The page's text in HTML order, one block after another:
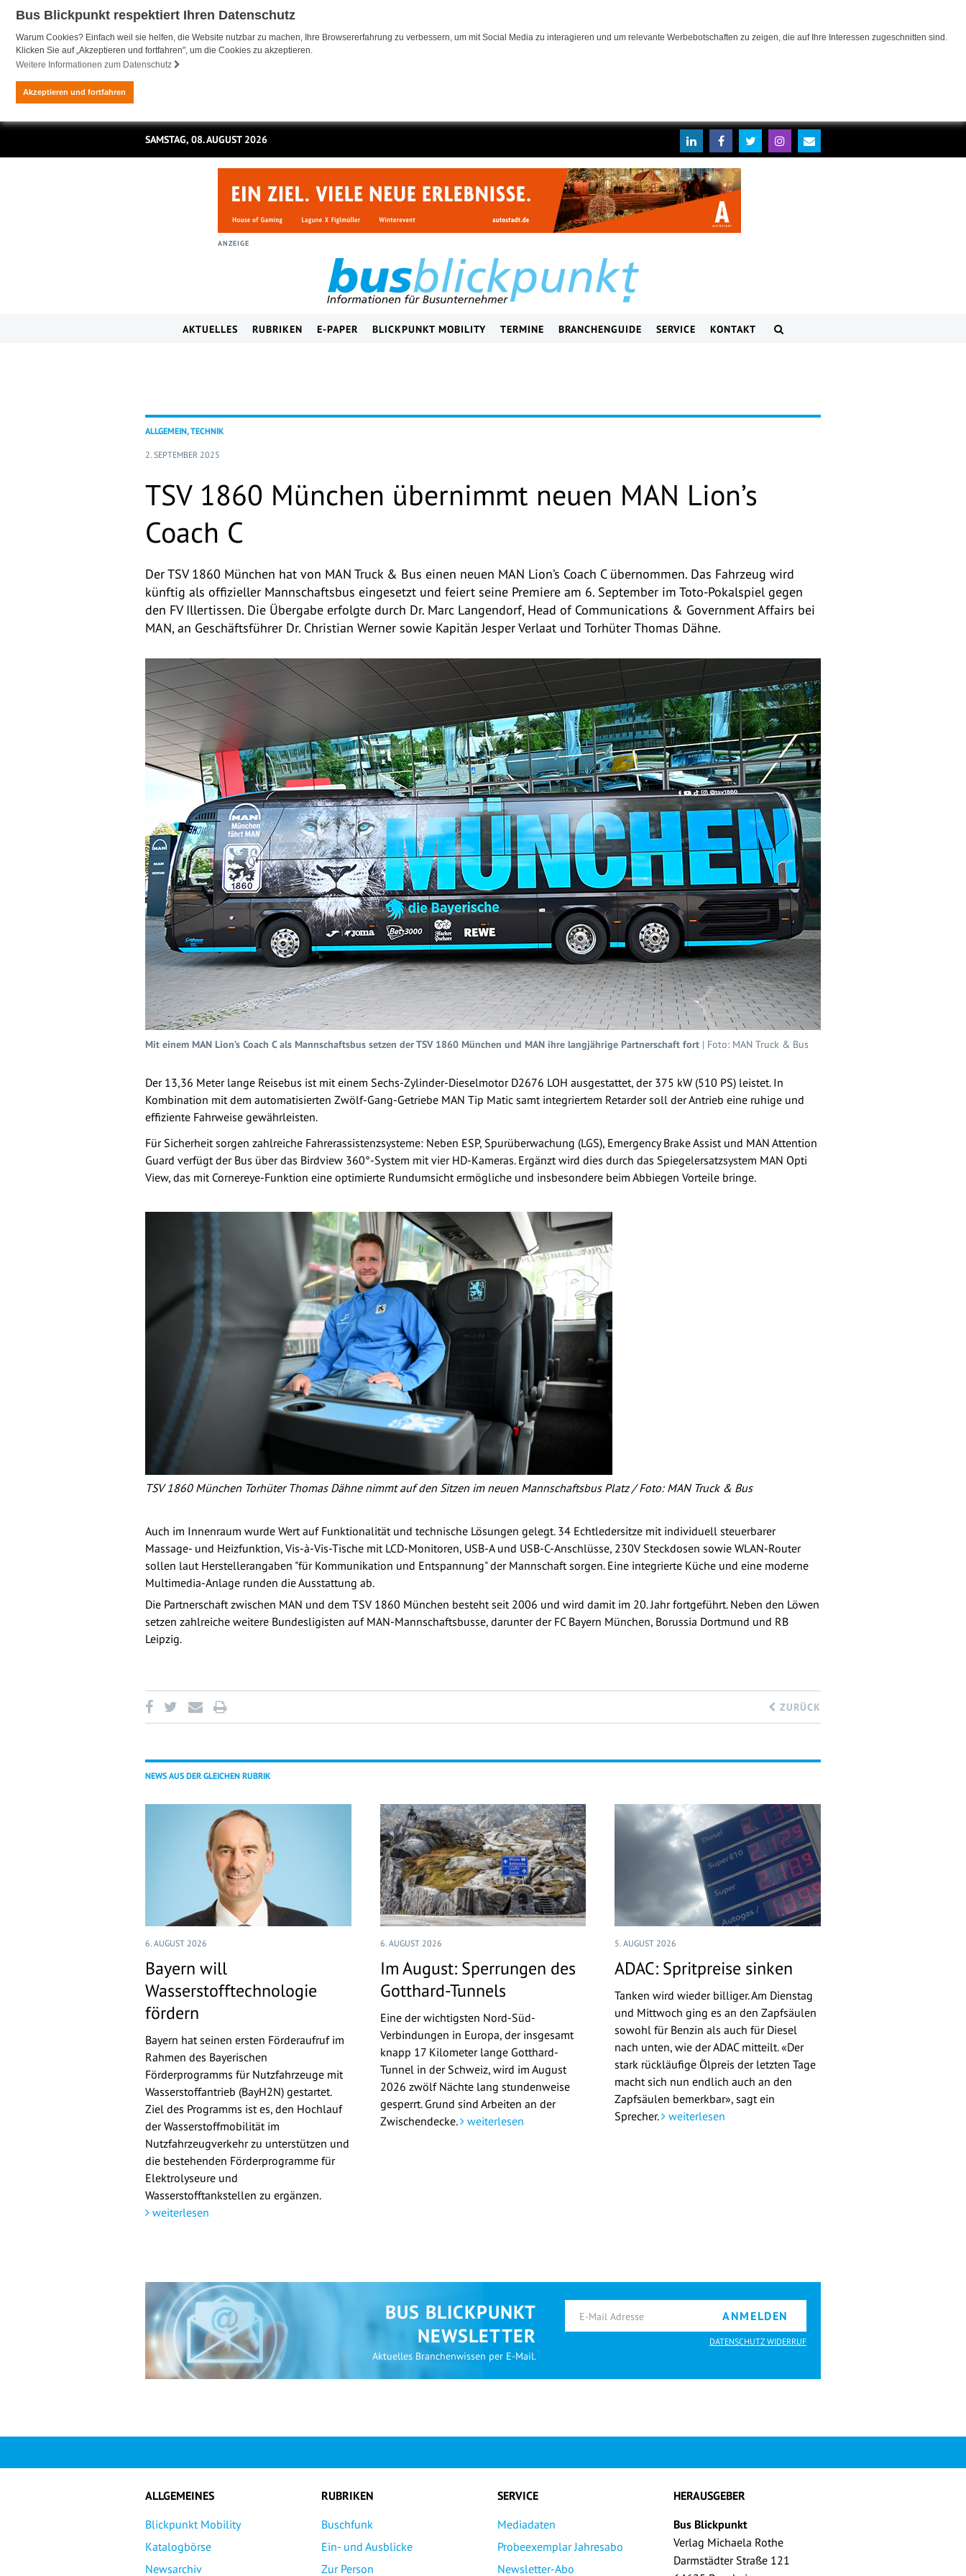
Bus Blickpunkt respektiert Ihren Datenschutz
Warum Cookies? Einfach weil sie helfen, die Website nutzbar zu machen, Ihre Browsererfahrung zu verbessern, um mit Social Media zu interagieren und um relevante Werbebotschaften zu zeigen, die auf Ihre Interessen zugeschnitten sind.
Klicken Sie auf „Akzeptieren und fortfahren", um die Cookies zu akzeptieren.
Weitere Informationen zum Datenschutz
Akzeptieren und fortfahren
SAMSTAG, 08. AUGUST 2026
ANZEIGE
AKTUELLES RUBRIKEN E-PAPER BLICKPUNKT MOBILITY TERMINE BRANCHENGUIDE SERVICE KONTAKT
ALLGEMEIN, TECHNIK
2. SEPTEMBER 2025
TSV 1860 München übernimmt neuen MAN Lion’s
Coach C
Der TSV 1860 München hat von MAN Truck & Bus einen neuen MAN Lion’s Coach C übernommen. Das Fahrzeug wird
künftig als offizieller Mannschaftsbus eingesetzt und feiert seine Premiere am 6. September im Toto-Pokalspiel gegen
den FV Illertissen. Die Übergabe erfolgte durch Dr. Marc Langendorf, Head of Communications & Government Affairs bei
MAN, an Geschäftsführer Dr. Christian Werner sowie Kapitän Jesper Verlaat und Torhüter Thomas Dähne.
Mit einem MAN Lion’s Coach C als Mannschaftsbus setzen der TSV 1860 München und MAN ihre langjährige Partnerschaft fort | Foto: MAN Truck & Bus
Der 13,36 Meter lange Reisebus ist mit einem Sechs-Zylinder-Dieselmotor D2676 LOH ausgestattet, der 375 kW (510 PS) leistet. In
Kombination mit dem automatisierten Zwölf-Gang-Getriebe MAN Tip Matic samt integriertem Retarder soll der Antrieb eine ruhige und
effiziente Fahrweise gewährleisten.
Für Sicherheit sorgen zahlreiche Fahrerassistenzsysteme: Neben ESP, Spurüberwachung (LGS), Emergency Brake Assist und MAN Attention
Guard verfügt der Bus über das Birdview 360°-System mit vier HD-Kameras. Ergänzt wird dies durch das Spiegelersatzsystem MAN Opti
View, das mit Cornereye-Funktion eine optimierte Rundumsicht ermögliche und insbesondere beim Abbiegen Vorteile bringe.
TSV 1860 München Torhüter Thomas Dähne nimmt auf den Sitzen im neuen Mannschaftsbus Platz / Foto: MAN Truck & Bus
Auch im Innenraum wurde Wert auf Funktionalität und technische Lösungen gelegt. 34 Echtledersitze mit individuell steuerbarer
Massage- und Heizfunktion, Vis-à-Vis-Tische mit LCD-Monitoren, USB-A und USB-C-Anschlüsse, 230V Steckdosen sowie WLAN-Router
sollen laut Herstellerangaben "für Kommunikation und Entspannung" der Mannschaft sorgen. Eine integrierte Küche und eine moderne
Multimedia-Anlage runden die Ausstattung ab.
Die Partnerschaft zwischen MAN und dem TSV 1860 München besteht seit 2006 und wird damit im 20. Jahr fortgeführt. Neben den Löwen
setzen zahlreiche weitere Bundesligisten auf MAN-Mannschaftsbusse, darunter der FC Bayern München, Borussia Dortmund und RB
Leipzig.
ZURÜCK
NEWS AUS DER GLEICHEN RUBRIK
6. AUGUST 2026
Bayern will
Wasserstofftechnologie
fördern
Bayern hat seinen ersten Förderaufruf im
Rahmen des Bayerischen
Förderprogramms für Nutzfahrzeuge mit
Wasserstoffantrieb (BayH2N) gestartet.
Ziel des Programms ist es, den Hochlauf
der Wasserstoffmobilität im
Nutzfahrzeugverkehr zu unterstützen und
die bestehenden Förderprogramme für
Elektrolyseure und
Wasserstofftankstellen zu ergänzen.
weiterlesen
6. AUGUST 2026
Im August: Sperrungen des
Gotthard-Tunnels
Eine der wichtigsten Nord-Süd-
Verbindungen in Europa, der insgesamt
knapp 17 Kilometer lange Gotthard-
Tunnel in der Schweiz, wird im August
2026 zwölf Nächte lang stundenweise
gesperrt. Grund sind Arbeiten an der
Zwischendecke. weiterlesen
5. AUGUST 2026
ADAC: Spritpreise sinken
Tanken wird wieder billiger. Am Dienstag
und Mittwoch ging es an den Zapfsäulen
sowohl für Benzin als auch für Diesel
nach unten, wie der ADAC mitteilt. «Der
stark rückläufige Ölpreis der letzten Tage
macht sich nun endlich auch an den
Zapfsäulen bemerkbar», sagt ein
Sprecher. weiterlesen
BUS BLICKPUNKT
NEWSLETTER
Aktuelles Branchenwissen per E-Mail.
ANMELDEN
DATENSCHUTZ WIDERRUF
ALLGEMEINES
Blickpunkt Mobility
Katalogbörse
Newsarchiv
RUBRIKEN
Buschfunk
Ein- und Ausblicke
Zur Person
SERVICE
Mediadaten
Probeexemplar Jahresabo
Newsletter-Abo
HERAUSGEBER
Bus Blickpunkt
Verlag Michaela Rothe
Darmstädter Straße 121